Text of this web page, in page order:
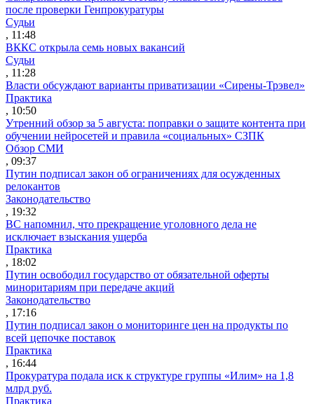
после проверки Генпрокуратуры
Судьи
, 11:48
ВККС открыла семь новых вакансий
Судьи
, 11:28
Власти обсуждают варианты приватизации «Сирены-Трэвел»
Практика
, 10:50
Утренний обзор за 5 августа: поправки о защите контента при
обучении нейросетей и правила «социальных» СЗПК
Обзор СМИ
, 09:37
Путин подписал закон об ограничениях для осужденных
релокантов
Законодательство
, 19:32
ВС напомнил, что прекращение уголовного дела не
исключает взыскания ущерба
Практика
, 18:02
Путин освободил государство от обязательной оферты
миноритариям при передаче акций
Законодательство
, 17:16
Путин подписал закон о мониторинге цен на продукты по
всей цепочке поставок
Практика
, 16:44
Прокуратура подала иск к структуре группы «Илим» на 1,8
млрд руб.
Практика